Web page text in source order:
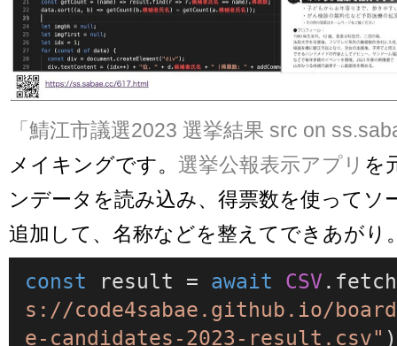
「鯖江市議選2023 選挙結果 src on
メイキングです。 選挙公報表示アプリ を
ンデータを読み込み、得票数を使ってソ
追加して、名称などを整えてできあがり
const result = await CSV .
s://code4sabae.github.io/
e-candidates-2023-result.csv"